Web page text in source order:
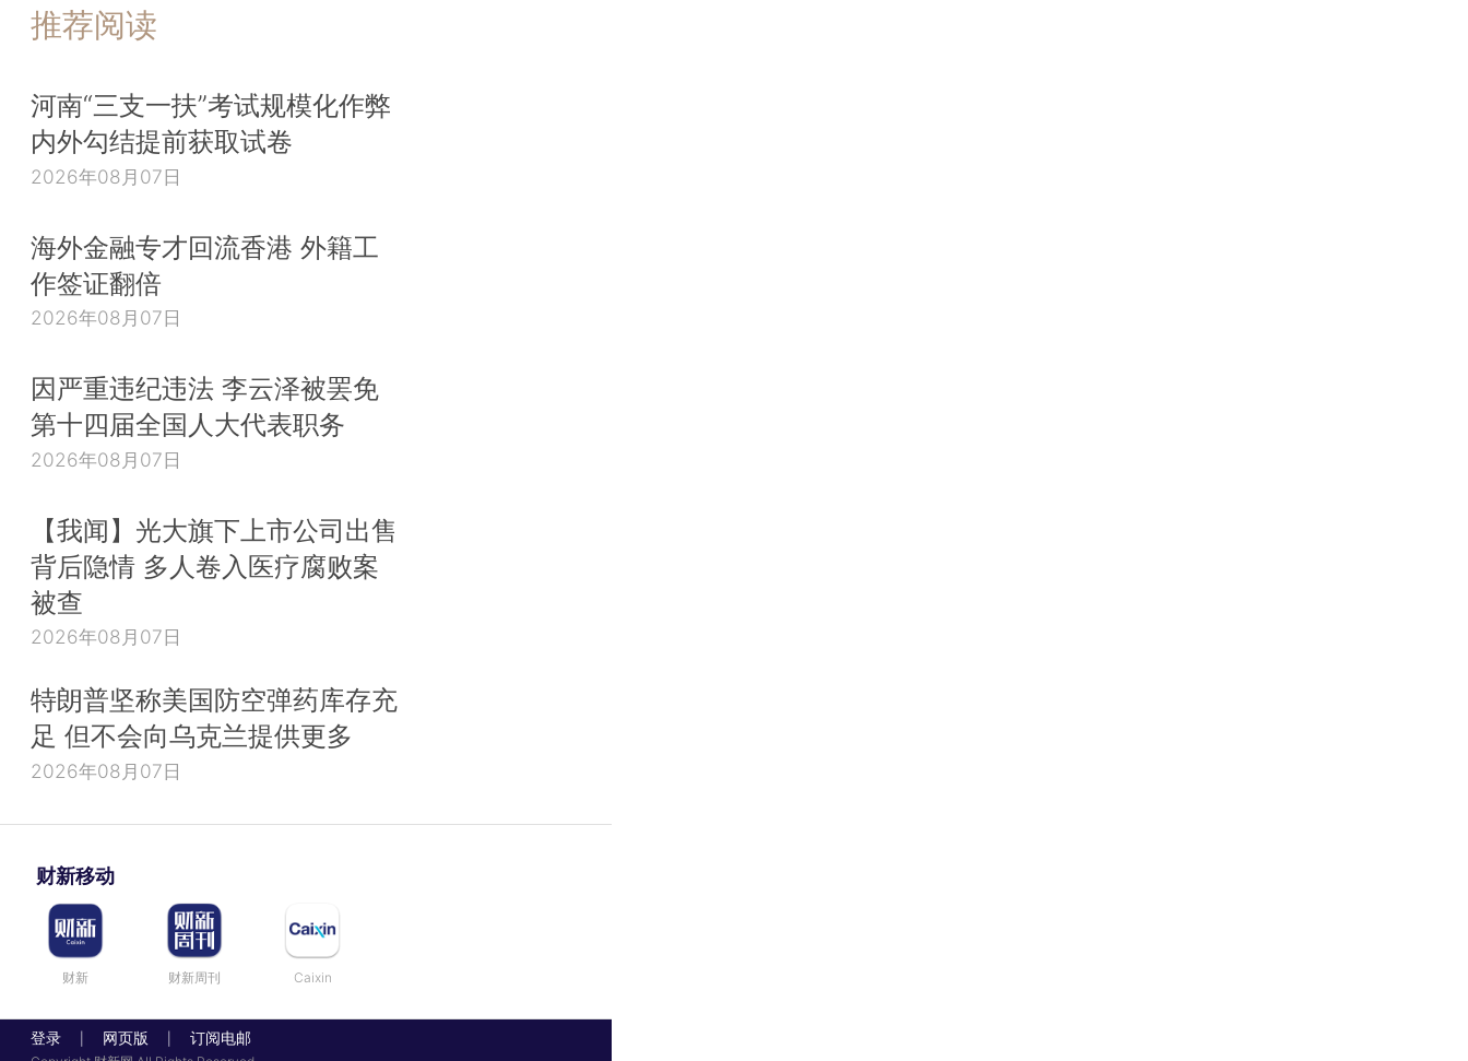
推荐阅读
河南“三支一扶”考试规模化作弊
内外勾结提前获取试卷
2026年08月07日
海外金融专才回流香港 外籍工
作签证翻倍
2026年08月07日
因严重违纪违法 李云泽被罢免
第十四届全国人大代表职务
2026年08月07日
【我闻】光大旗下上市公司出售
背后隐情 多人卷入医疗腐败案
被查
2026年08月07日
特朗普坚称美国防空弹药库存充
足 但不会向乌克兰提供更多
2026年08月07日
财新移动
财新 财新周刊 Caixin
登录 网页版 订阅电邮